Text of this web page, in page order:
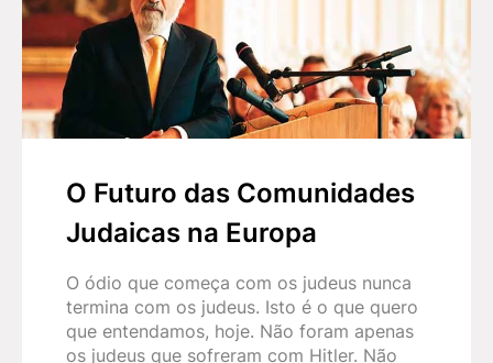
O Futuro das Comunidades
Judaicas na Europa
O ódio que começa com os judeus nunca
termina com os judeus. Isto é o que quero
que entendamos, hoje. Não foram apenas
os judeus que sofreram com Hitler. Não